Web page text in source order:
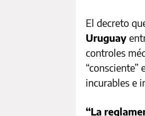
El decreto
Uruguay
controles
“consciente”
incurables e
“La